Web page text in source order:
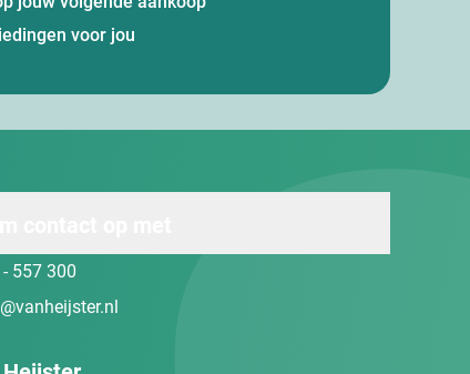
voor jou
557 300